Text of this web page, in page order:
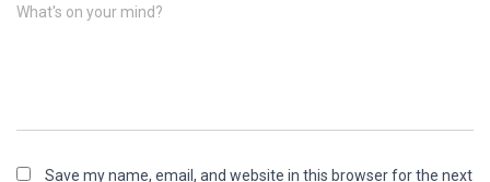
What's on your mind?
Save my name, email, and website in this browser for the next